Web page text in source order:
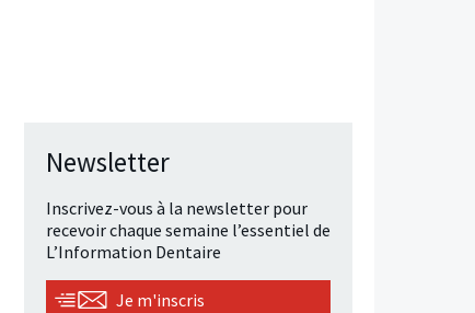
Newsletter
Inscrivez-vous à la newsletter pour
recevoir chaque semaine l’essentiel de
L’Information Dentaire
Je m'inscris